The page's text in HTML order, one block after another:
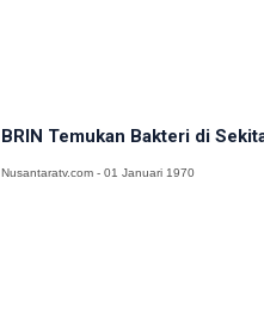
BRIN Temukan Bakteri di
Nusantaratv.com - 01 Januari 1970